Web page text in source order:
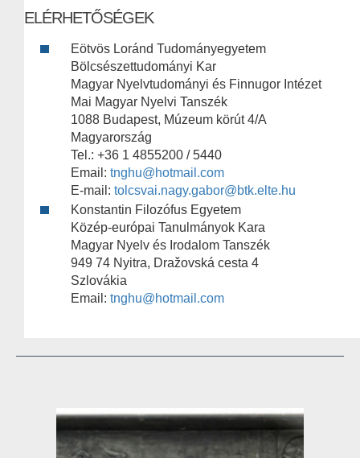
ELÉRHETŐSÉGEK
Eötvös Loránd Tudományegyetem
Bölcsészettudományi Kar
Magyar Nyelvtudományi és Finnugor Intézet
Mai Magyar Nyelvi Tanszék
1088 Budapest, Múzeum körút 4/A
Magyarország
Tel.: +36 1 4855200 / 5440
Email: tnghu@hotmail.com
E-mail: tolcsvai.nagy.gabor@btk.elte.hu
Konstantin Filozófus Egyetem
Közép-európai Tanulmányok Kara
Magyar Nyelv és Irodalom Tanszék
949 74 Nyitra, Dražovská cesta 4
Szlovákia
Email: tnghu@hotmail.com